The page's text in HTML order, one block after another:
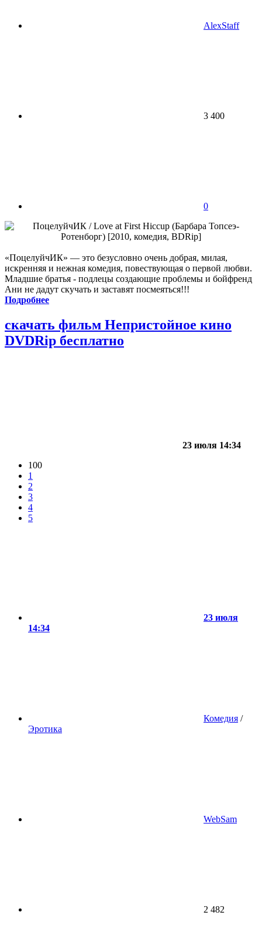
AlexStaff
3 400
0
«ПоцелуйчИК» — это безусловно очень добрая, милая,
искренняя и нежная комедия, повествующая о первой любви.
Младшие братья - подлецы создающие проблемы и бойфренд
Ани не дадут скучать и заставят посмеяться!!!
Подробнее
скачать фильм Непристойное кино
DVDRip бесплатно
23 июля 14:34
100
1
2
3
4
5
23 июля
14:34
Комедия /
Эротика
WebSam
2 482